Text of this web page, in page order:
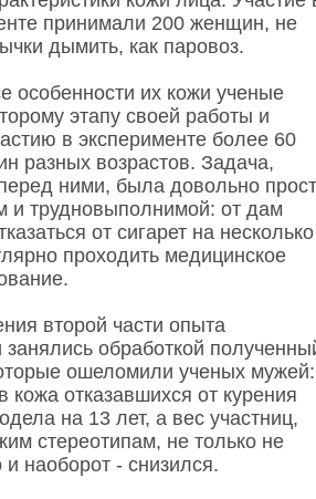
принимали 200 женщин, не
дымить, как паровоз.
особенности их кожи ученые
этапу своей работы и
в эксперименте более 60
разных возрастов. Задача,
ними, была довольно
и трудновыполнимой: от дам
от сигарет на несколько
проходить медицинское
второй части опыта
занялись обработкой
ошеломили ученых
кожа отказавшихся от курения
на 13 лет, а вес участниц,
стереотипам, не только не
наоборот - снизился.